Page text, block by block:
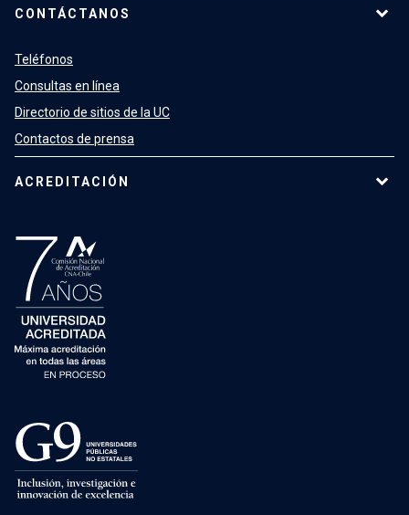
CONTÁCTANOS
Teléfonos
Consultas en línea
Directorio de sitios de la UC
Contactos de prensa
ACREDITACIÓN